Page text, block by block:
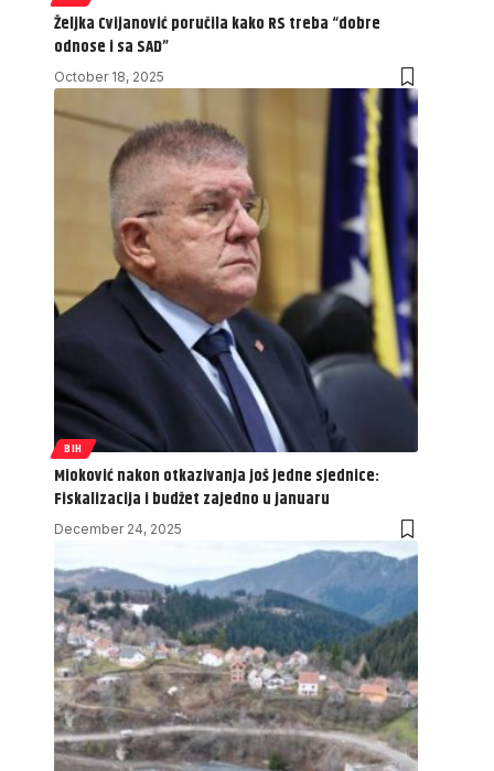
Željka Cvijanović poručila kako RS treba “dobre
odnose i sa SAD”
October 18, 2025
BIH
Mioković nakon otkazivanja još jedne sjednice:
Fiskalizacija i budžet zajedno u januaru
December 24, 2025